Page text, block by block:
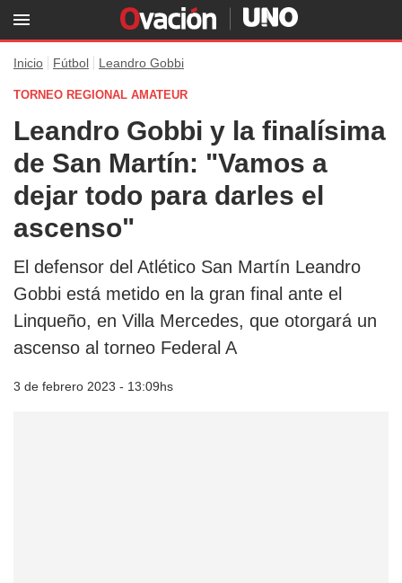
Inicio Fútbol Leandro Gobbi
TORNEO REGIONAL AMATEUR
Leandro Gobbi y la finalísima
de San Martín: "Vamos a
dejar todo para darles el
ascenso"
El defensor del Atlético San Martín Leandro
Gobbi está metido en la gran final ante el
Linqueño, en Villa Mercedes, que otorgará un
ascenso al torneo Federal A
3 de febrero 2023 - 13:09hs